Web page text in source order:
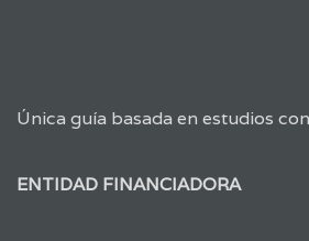
Única guía basada en estudios
ENTIDAD FINANCIADORA